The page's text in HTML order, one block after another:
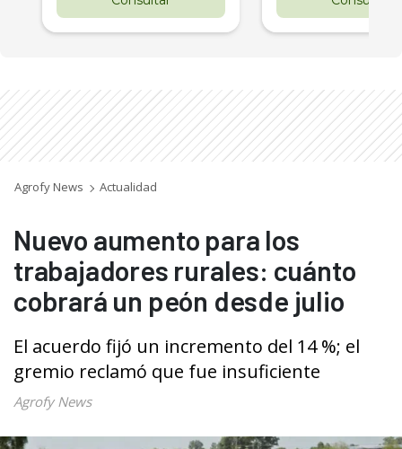
Agrofy News Actualidad
Nuevo aumento para los
trabajadores rurales: cuánto
cobrará un peón desde julio
El acuerdo fijó un incremento del 14 %; el
gremio reclamó que fue insuficiente
Agrofy News